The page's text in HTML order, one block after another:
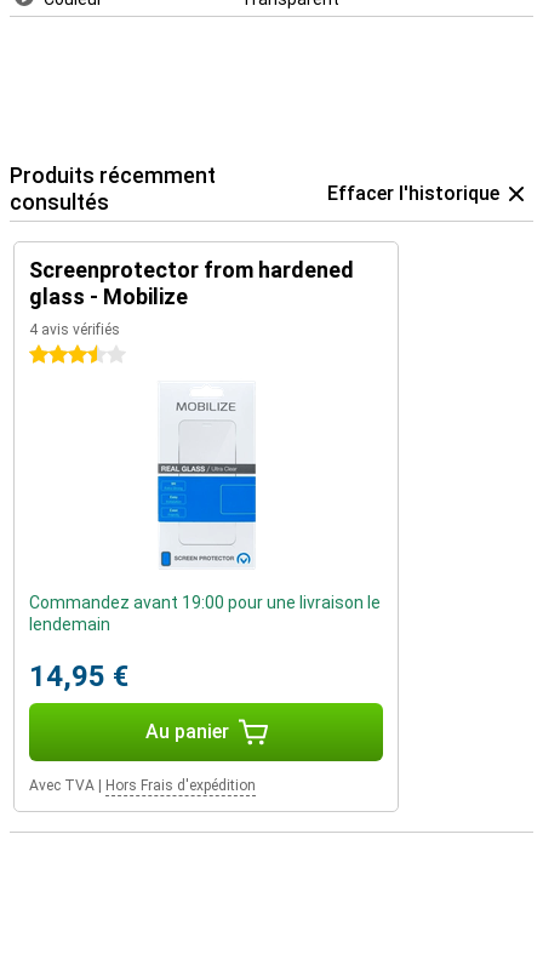
Produits récemment
consultés
Effacer l'historique
Screenprotector from hardened
glass - Mobilize
4 avis vérifiés
3.5 étoiles
Commandez avant 19:00 pour une livraison le
lendemain
14,95 €
Au panier
Avec TVA Hors Frais d'expédition